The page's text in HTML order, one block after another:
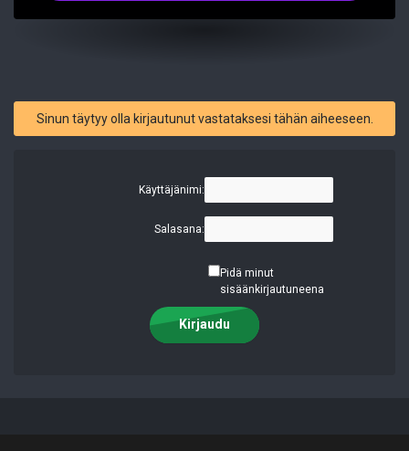
Sinun täytyy olla kirjautunut vastataksesi tähän aiheeseen.
Käyttäjänimi:
Salasana:
Pidä minut
sisäänkirjautuneena
Kirjaudu